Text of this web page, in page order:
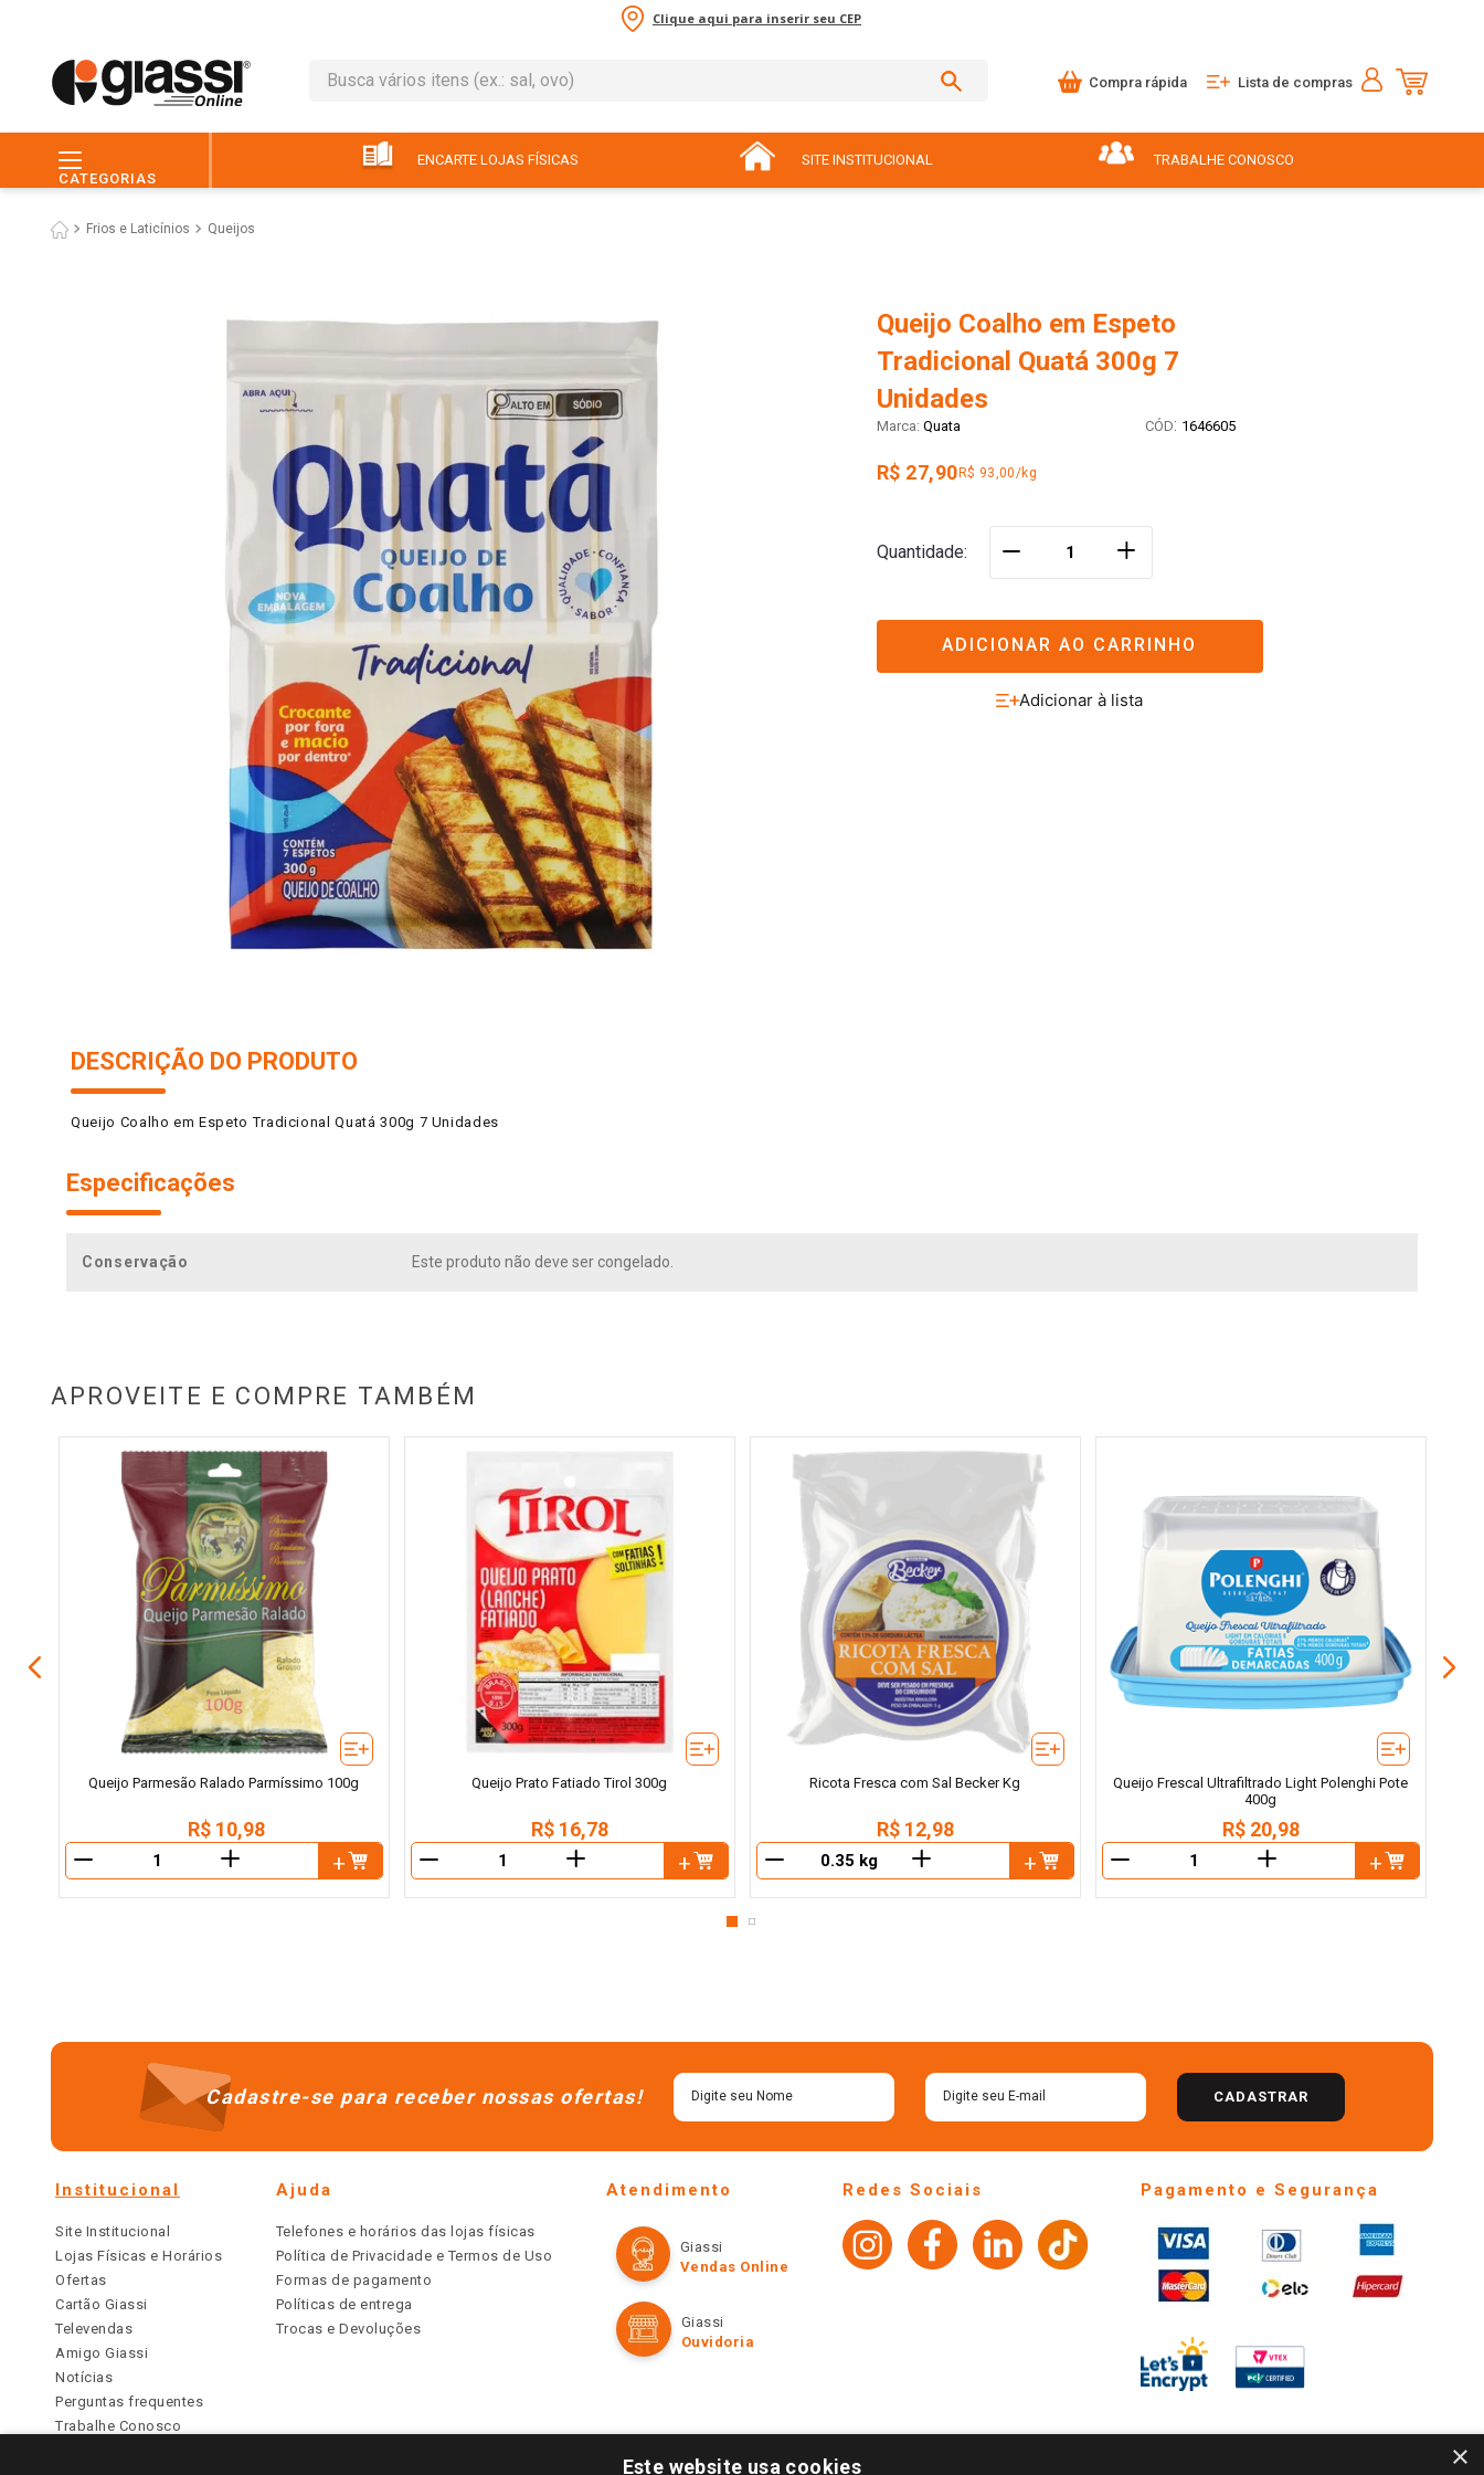
Clique aqui para inserir seu CEP
Busca vários itens (ex.: sal, ovo)
Compra rápida Lista de compras
CATEGORIAS
ENCARTE LOJAS FÍSICAS SITE INSTITUCIONAL TRABALHE CONOSCO
Frios e Laticínios Queijos
Queijo Coalho em Espeto
Tradicional Quatá 300g 7
Unidades
Quata : 1646605
R$ 27,90R$ 93,00/kg
Quantidade ＋
ADICIONAR AO CARRINHO
DESCRIÇÃO DO PRODUTO
Queijo Coalho em Espeto Tradicional Quatá 300g 7 Unidades
Especificações
Conservação Este produto não deve ser congelado.
APROVEITE E COMPRE TAMBÉM
Queijo Parmesão Ralado Parmíssimo 100g
R$ 10,98
＋
Queijo Prato Fatiado Tirol 300g
R$ 16,78
＋
Ricota Fresca com Sal Becker Kg
R$ 12,98
＋
Queijo Frescal Ultrafiltrado Light Polenghi Pote
400g
R$ 20,98
＋
Cadastre-se para receber nossas ofertas! CADASTRAR
Institucional
Site Institucional
Lojas Físicas e Horários
Ofertas
Cartão Giassi
Televendas
Amigo Giassi
Notícias
Perguntas frequentes
Trabalhe Conosco
Ajuda
Telefones e horários das lojas físicas
Política de Privacidade e Termos de Uso
Formas de pagamento
Políticas de entrega
Trocas e Devoluções
Atendimento
Giassi
Vendas Online
Giassi
Ouvidoria
Redes Sociais Pagamento e Segurança
×
Este website usa cookies
café
7º arroz
º ovo
10º iogurte